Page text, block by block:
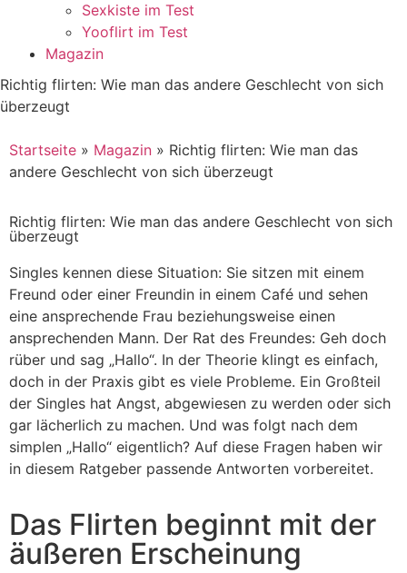
Sexkiste im Test
Yooflirt im Test
Magazin
Richtig flirten: Wie man das andere Geschlecht von sich
überzeugt
Startseite » Magazin » Richtig flirten: Wie man das
andere Geschlecht von sich überzeugt
Richtig flirten: Wie man das andere Geschlecht von sich
überzeugt
Singles kennen diese Situation: Sie sitzen mit einem
Freund oder einer Freundin in einem Café und sehen
eine ansprechende Frau beziehungsweise einen
ansprechenden Mann. Der Rat des Freundes: Geh doch
rüber und sag „Hallo“. In der Theorie klingt es einfach,
doch in der Praxis gibt es viele Probleme. Ein Großteil
der Singles hat Angst, abgewiesen zu werden oder sich
gar lächerlich zu machen. Und was folgt nach dem
simplen „Hallo“ eigentlich? Auf diese Fragen haben wir
in diesem Ratgeber passende Antworten vorbereitet.
Das Flirten beginnt mit der
äußeren Erscheinung